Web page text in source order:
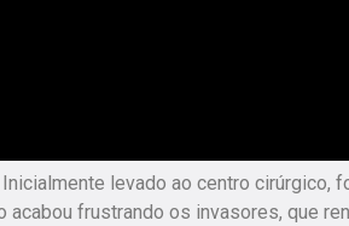
levado ao centro cirúrgico,
frustrando os invasores, que